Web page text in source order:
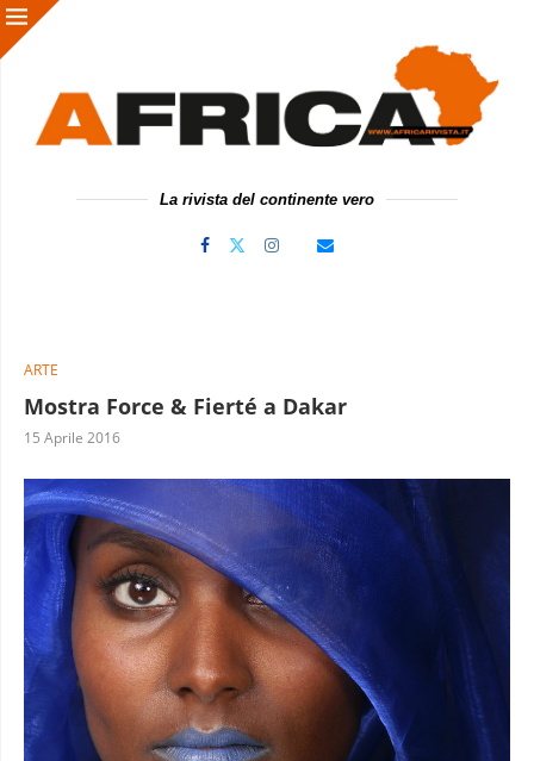
La rivista del continente vero
ARTE
Mostra Force & Fierté a Dakar
15 Aprile 2016